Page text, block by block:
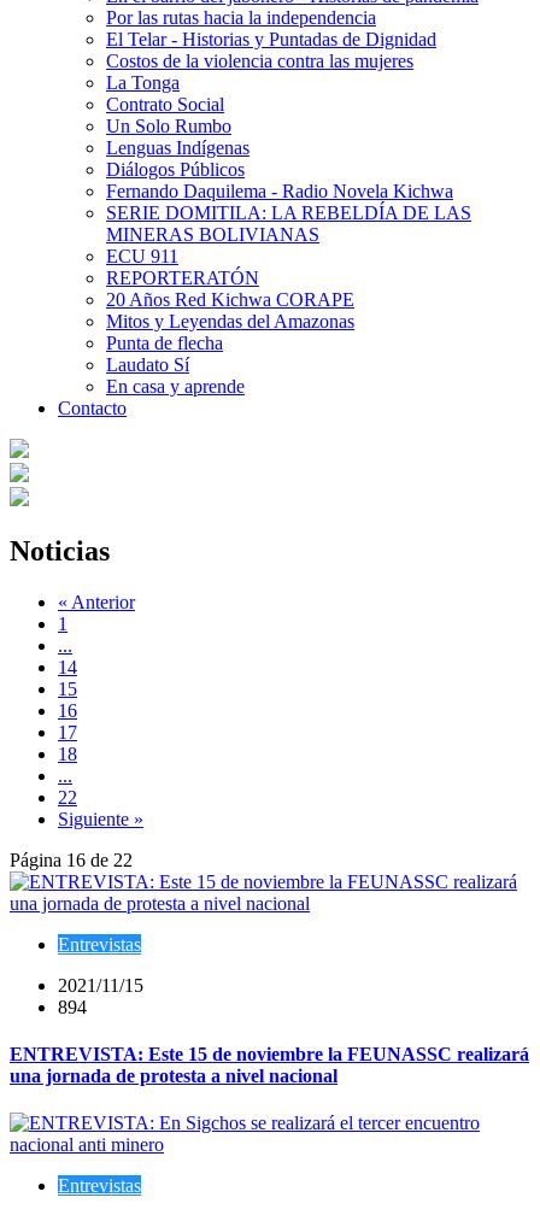
Por las rutas hacia la independencia
El Telar - Historias y Puntadas de Dignidad
Costos de la violencia contra las mujeres
La Tonga
Contrato Social
Un Solo Rumbo
Lenguas Indígenas
Diálogos Públicos
Fernando Daquilema - Radio Novela Kichwa
SERIE DOMITILA: LA REBELDÍA DE LAS
MINERAS BOLIVIANAS
ECU 911
REPORTERATÓN
20 Años Red Kichwa CORAPE
Mitos y Leyendas del Amazonas
Punta de flecha
Laudato Sí
En casa y aprende
Contacto
Noticias
« Anterior
1
...
14
15
16
17
18
...
22
Siguiente »
Página 16 de 22
Entrevistas
2021/11/15
894
ENTREVISTA: Este 15 de noviembre la FEUNASSC realizará
una jornada de protesta a nivel nacional
Entrevistas